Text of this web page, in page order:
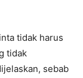
tidak harus
tidak
sebab